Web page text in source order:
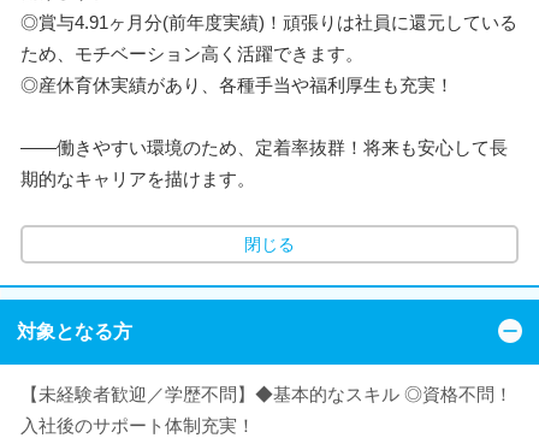
◎賞与4.91ヶ月分(前年度実績)！頑張りは社員に還元している
ため、モチベーション高く活躍できます。
◎産休育休実績があり、各種手当や福利厚生も充実！
――働きやすい環境のため、定着率抜群！将来も安心して長
期的なキャリアを描けます。
閉じる
対象となる方
【未経験者歓迎／学歴不問】◆基本的なスキル ◎資格不問！
入社後のサポート体制充実！